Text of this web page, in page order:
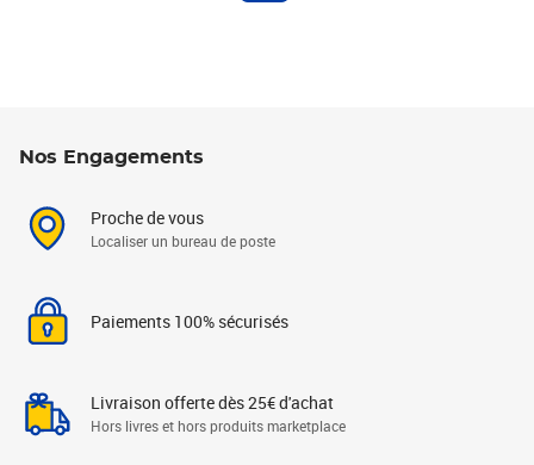
Nos Engagements
Proche de vous
Localiser un bureau de poste
Paiements 100% sécurisés
Livraison offerte dès 25€ d'achat
Hors livres et hors produits marketplace